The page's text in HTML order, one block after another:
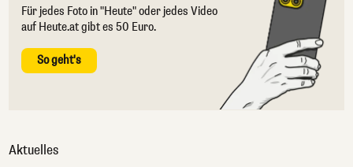
Für jedes Foto in "Heute" oder jedes Video
auf Heute.at gibt es 50 Euro.
So geht's
Aktuelles